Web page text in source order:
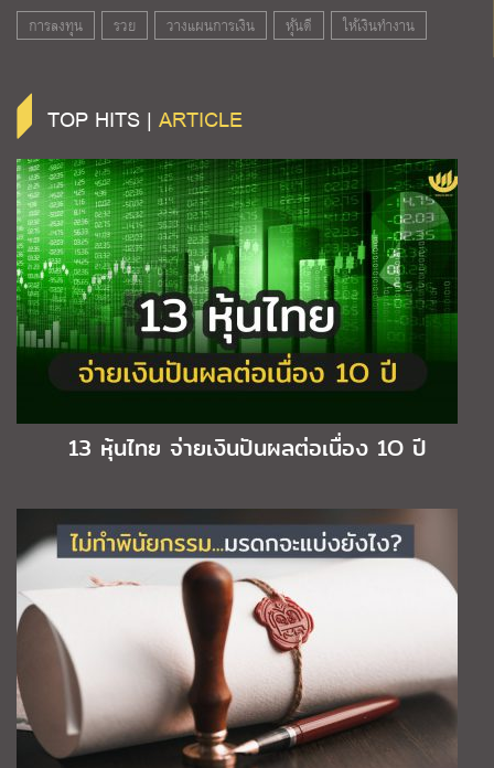
การลงทุน รวย วางแผนการเงิน หุ้นดี ให้เงินทำงาน
TOP HITS | ARTICLE
13 หุ้นไทย จ่ายเงินปันผลต่อเนื่อง 1O ปี